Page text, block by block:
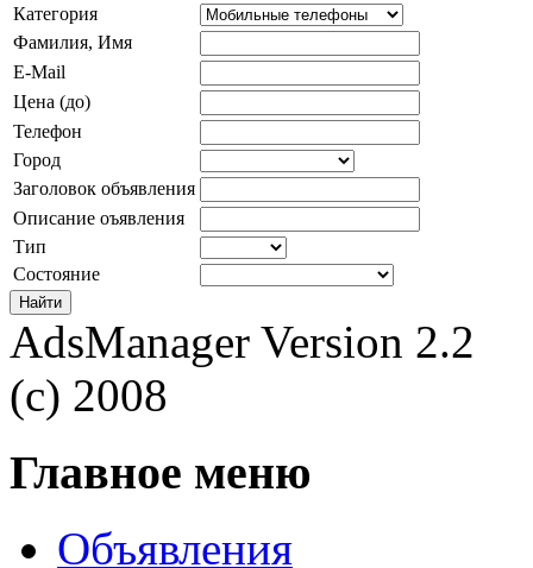
Категория
Фамилия, Имя
E-Mail
Цена (до)
Телефон
Город
Заголовок объявления
Описание оъявления
Тип
Состояние
AdsManager Version 2.2
(c) 2008
Главное меню
Объявления